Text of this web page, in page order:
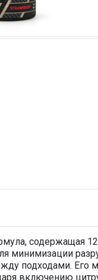
содержащая
минимизации
подходами. Его
включению